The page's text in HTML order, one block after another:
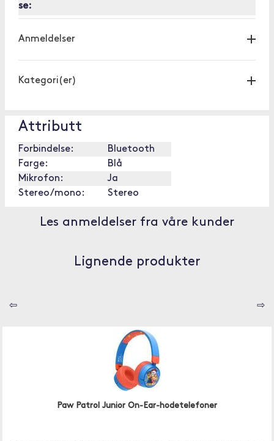
se:
Anmeldelser
Kategori(er)
Attributt
Forbindelse:
Bluetooth
Farge:
Blå
Mikrofon:
Ja
Stereo/mono:
Stereo
Les anmeldelser fra våre kunder
Lignende produkter
⇦ ⇨
Paw Patrol Junior On-Ear-hodetelefoner